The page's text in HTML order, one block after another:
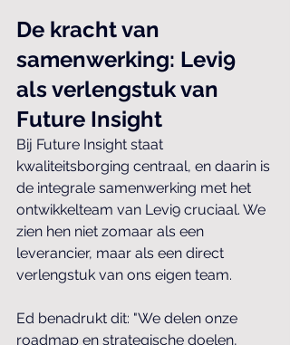
De kracht van
samenwerking: Levi9
als verlengstuk van
Future Insight
Bij Future Insight staat
kwaliteitsborging centraal, en daarin is
de integrale samenwerking met het
ontwikkelteam van Levi9 cruciaal. We
zien hen niet zomaar als een
leverancier, maar als een direct
verlengstuk van ons eigen team.
Ed benadrukt dit: "We delen onze
roadmap en strategische doelen,